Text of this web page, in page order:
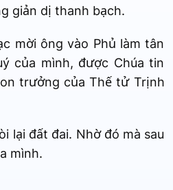
giản dị thanh bạch.
mời ông vào Phủ làm tân
của mình, được Chúa tin
trưởng của Thế tử Trịnh
lại đất đai. Nhờ đó mà sau
mình.